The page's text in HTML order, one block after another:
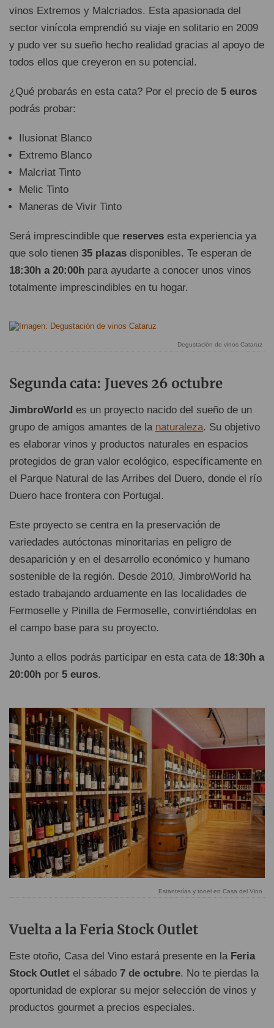
vinos Extremos y Malcriados. Esta apasionada del
sector vinícola emprendió su viaje en solitario en 2009
y pudo ver su sueño hecho realidad gracias al apoyo de
todos ellos que creyeron en su potencial.
¿Qué probarás en esta cata? Por el precio de 5 euros
podrás probar:
Ilusionat Blanco
Extremo Blanco
Malcriat Tinto
Melic Tinto
Maneras de Vivir Tinto
Será imprescindible que reserves esta experiencia ya
que solo tienen 35 plazas disponibles. Te esperan de
18:30h a 20:00h para ayudarte a conocer unos vinos
totalmente imprescindibles en tu hogar.
Degustación de vinos Cataruz
Segunda cata: Jueves 26 octubre
JimbroWorld es un proyecto nacido del sueño de un
grupo de amigos amantes de la naturaleza. Su objetivo
es elaborar vinos y productos naturales en espacios
protegidos de gran valor ecológico, específicamente en
el Parque Natural de las Arribes del Duero, donde el río
Duero hace frontera con Portugal.
Este proyecto se centra en la preservación de
variedades autóctonas minoritarias en peligro de
desaparición y en el desarrollo económico y humano
sostenible de la región. Desde 2010, JimbroWorld ha
estado trabajando arduamente en las localidades de
Fermoselle y Pinilla de Fermoselle, convirtiéndolas en
el campo base para su proyecto.
Junto a ellos podrás participar en esta cata de 18:30h a
20:00h por 5 euros.
Estanterías y tonel en Casa del Vino
Vuelta a la Feria Stock Outlet
Este otoño, Casa del Vino estará presente en la Feria
Stock Outlet el sábado 7 de octubre. No te pierdas la
oportunidad de explorar su mejor selección de vinos y
productos gourmet a precios especiales.